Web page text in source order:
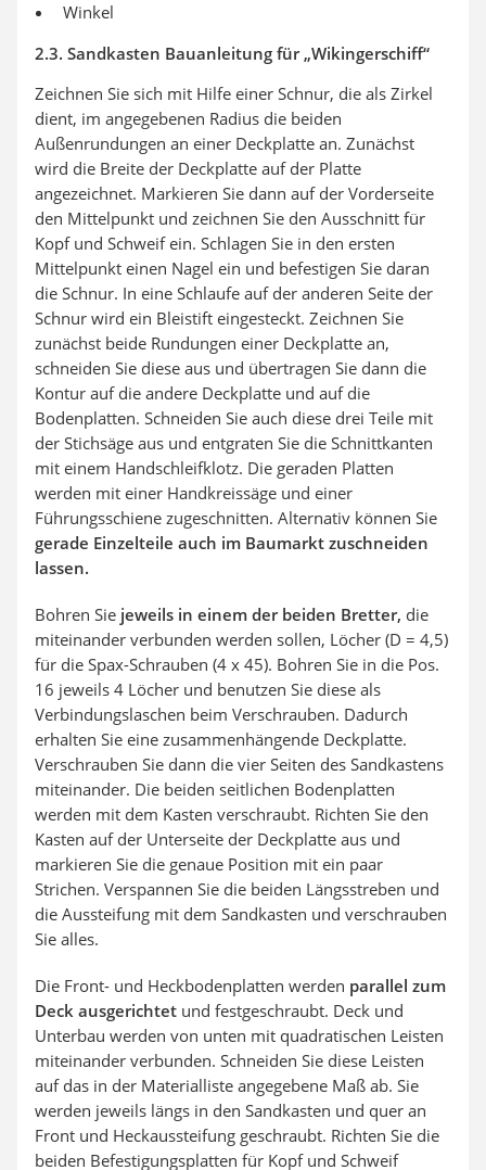
Winkel
2.3. Sandkasten Bauanleitung für „Wikingerschiff“
Zeichnen Sie sich mit Hilfe einer Schnur, die als Zirkel
dient, im angegebenen Radius die beiden
Außenrundungen an einer Deckplatte an. Zunächst
wird die Breite der Deckplatte auf der Platte
angezeichnet. Markieren Sie dann auf der Vorderseite
den Mittelpunkt und zeichnen Sie den Ausschnitt für
Kopf und Schweif ein. Schlagen Sie in den ersten
Mittelpunkt einen Nagel ein und befestigen Sie daran
die Schnur. In eine Schlaufe auf der anderen Seite der
Schnur wird ein Bleistift eingesteckt. Zeichnen Sie
zunächst beide Rundungen einer Deckplatte an,
schneiden Sie diese aus und übertragen Sie dann die
Kontur auf die andere Deckplatte und auf die
Bodenplatten. Schneiden Sie auch diese drei Teile mit
der Stichsäge aus und entgraten Sie die Schnittkanten
mit einem Handschleifklotz. Die geraden Platten
werden mit einer Handkreissäge und einer
Führungsschiene zugeschnitten. Alternativ können Sie
gerade Einzelteile auch im Baumarkt zuschneiden
lassen.
Bohren Sie jeweils in einem der beiden Bretter, die
miteinander verbunden werden sollen, Löcher (D = 4,5)
für die Spax-Schrauben (4 x 45). Bohren Sie in die Pos.
16 jeweils 4 Löcher und benutzen Sie diese als
Verbindungslaschen beim Verschrauben. Dadurch
erhalten Sie eine zusammenhängende Deckplatte.
Verschrauben Sie dann die vier Seiten des Sandkastens
miteinander. Die beiden seitlichen Bodenplatten
werden mit dem Kasten verschraubt. Richten Sie den
Kasten auf der Unterseite der Deckplatte aus und
markieren Sie die genaue Position mit ein paar
Strichen. Verspannen Sie die beiden Längsstreben und
die Aussteifung mit dem Sandkasten und verschrauben
Sie alles.
Die Front- und Heckbodenplatten werden parallel zum
Deck ausgerichtet und festgeschraubt. Deck und
Unterbau werden von unten mit quadratischen Leisten
miteinander verbunden. Schneiden Sie diese Leisten
auf das in der Materialliste angegebene Maß ab. Sie
werden jeweils längs in den Sandkasten und quer an
Front und Heckaussteifung geschraubt. Richten Sie die
beiden Befestigungsplatten für Kopf und Schweif